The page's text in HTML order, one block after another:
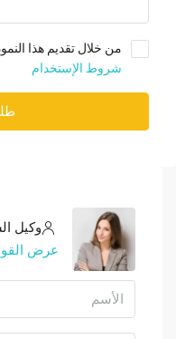
من خلال تقديم هذا
شروط الإستخدام
وكيل
عرض